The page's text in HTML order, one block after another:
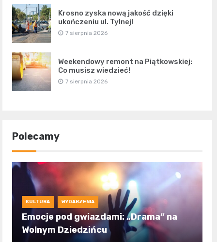
Krosno zyska nową jakość dzięki
ukończeniu ul. Tylnej!
7 sierpnia 2026
Weekendowy remont na Piątkowskiej:
Co musisz wiedzieć!
7 sierpnia 2026
Polecamy
KULTURA WYDARZENIA
Emocje pod gwiazdami: „Drama” na
Wolnym Dziedzińcu